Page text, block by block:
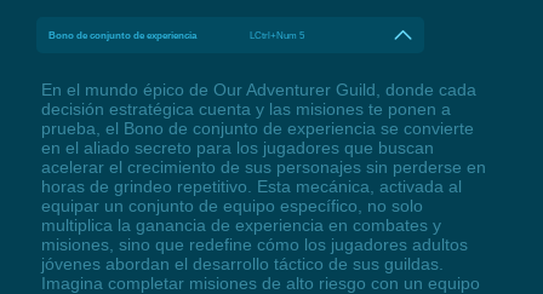
Bono de conjunto de experiencia LCtrl+Num 5
En el mundo épico de Our Adventurer Guild, donde cada
decisión estratégica cuenta y las misiones te ponen a
prueba, el Bono de conjunto de experiencia se convierte
en el aliado secreto para los jugadores que buscan
acelerar el crecimiento de sus personajes sin perderse en
horas de grindeo repetitivo. Esta mecánica, activada al
equipar un conjunto de equipo específico, no solo
multiplica la ganancia de experiencia en combates y
misiones, sino que redefine cómo los jugadores adultos
jóvenes abordan el desarrollo táctico de sus guildas.
Imagina completar misiones de alto riesgo con un equipo